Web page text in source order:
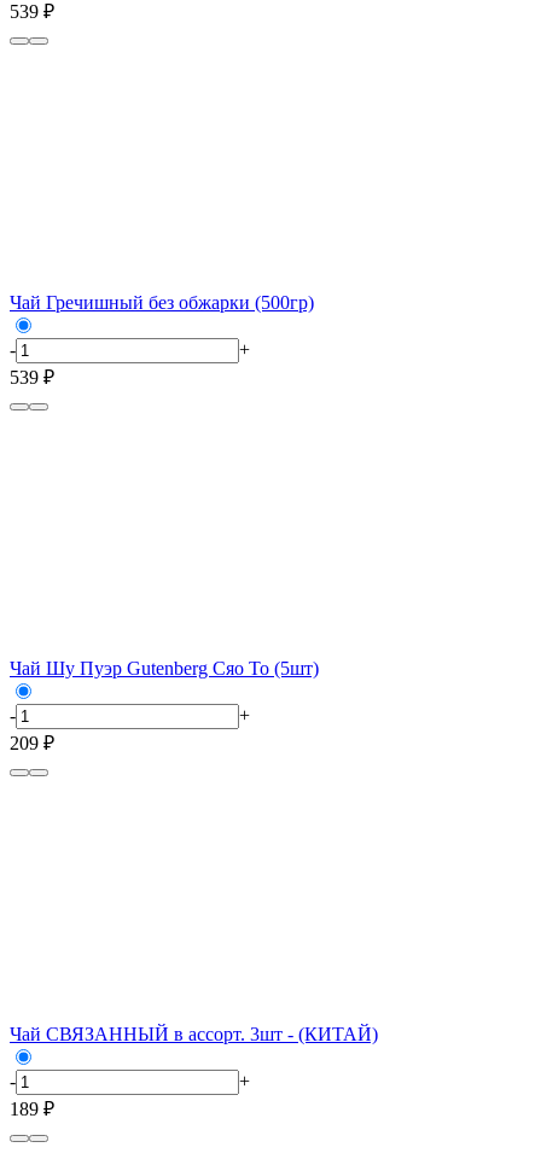
539 ₽
Чай Гречишный без обжарки (500гр)
-
+
539 ₽
Чай Шу Пуэр Gutenberg Сяо То (5шт)
-
+
209 ₽
Чай СВЯЗАННЫЙ в ассорт. 3шт - (КИТАЙ)
-
+
189 ₽